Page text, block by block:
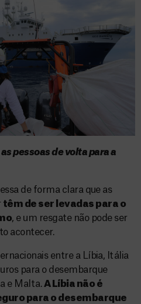
pessoas de volta para a
de forma clara que as
têm de ser levadas para o
, e um resgate não pode ser
acontecer.
entre a Líbia, Itália
para o desembarque
e Malta.A Líbia não é
para o desembarque